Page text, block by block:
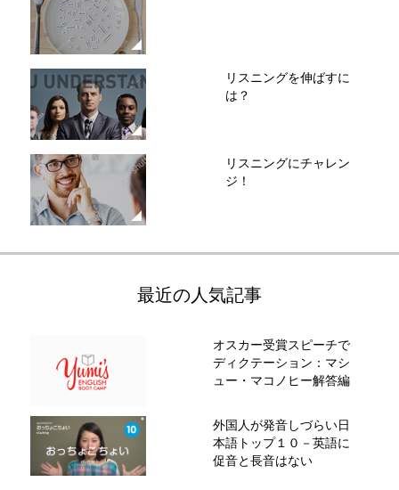
リスニングを伸ばすに
は？
リスニングにチャレン
ジ！
最近の人気記事
オスカー受賞スピーチで
ディクテーション：マシ
ュー・マコノヒー解答編
外国人が発音しづらい日
本語トップ１０－英語に
促音と長音はない